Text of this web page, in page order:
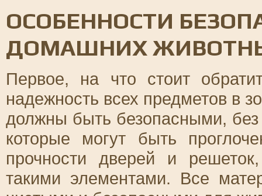
ОСОБЕННОСТИ
ДОМАШНИХ
Первое, на что стоит
надежность всех предметов в
должны быть безопасными,
которые могут быть
прочности дверей и
такими элементами. Все